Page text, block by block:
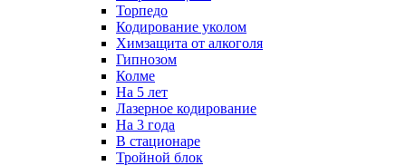
Торпедо
Кодирование уколом
Химзащита от алкоголя
Гипнозом
Колме
На 5 лет
Лазерное кодирование
На 3 года
В стационаре
Тройной блок